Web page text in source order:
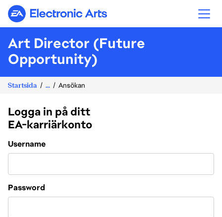
Electronic Arts
Art Director (Future
Opportunity)
Startsida ... Ansökan
Logga in på ditt
EA-karriärkonto
Login
Username
Password